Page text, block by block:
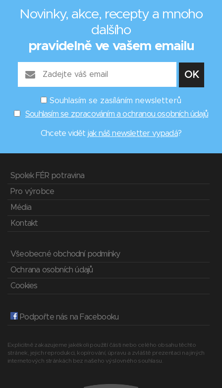
Novinky, akce, recepty a mnoho
dalšího
pravidelně ve vašem emailu
Souhlasím se zasíláním newsletterů
Souhlasím se zpracováním a ochranou osobních údajů
Chcete vidět jak náš newsletter vypadá?
Spolek FÉR potravina
Pro výrobce
Média
Kontakt
Všeobecné obchodní podmínky
Ochrana osobních údajů
Cookies
Podpořte nás na Facebooku
Explicitně zakazujeme jakékoli použití části nebo celého obsahu těchto
stránek, jejich reprodukci, kopírování, úpravu a zvláště prezentaci na jiných
internetových stránkách bez našeho výslovného souhlasu.